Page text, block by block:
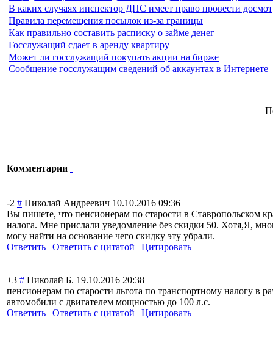
В каких случаях инспектор ДПС имеет право провести
Правила перемещения посылок из-за границы
Как правильно составить расписку о займе денег
Госслужащий сдает в аренду квартиру
Может ли госслужащий покупать акции на бирже
Сообщение госслужащим сведений об аккаунтах в Интернете
Комментарии
-2 # Николай Андреевич 10.10.2016 09:36
Вы пишете, что пенсионерам по старости в Ставропольском
налога. Мне прислали уведомление без скидки 50. Хотя,Я,
могу найти на основание чего скидку эту убрали.
Ответить | Ответить с цитатой | Цитировать
+3 # Николай Б. 19.10.2016 20:38
пенсионерам по старости льгота по транспортному налогу в
автомобили с двигателем мощностью до 100 л.с.
Ответить | Ответить с цитатой | Цитировать